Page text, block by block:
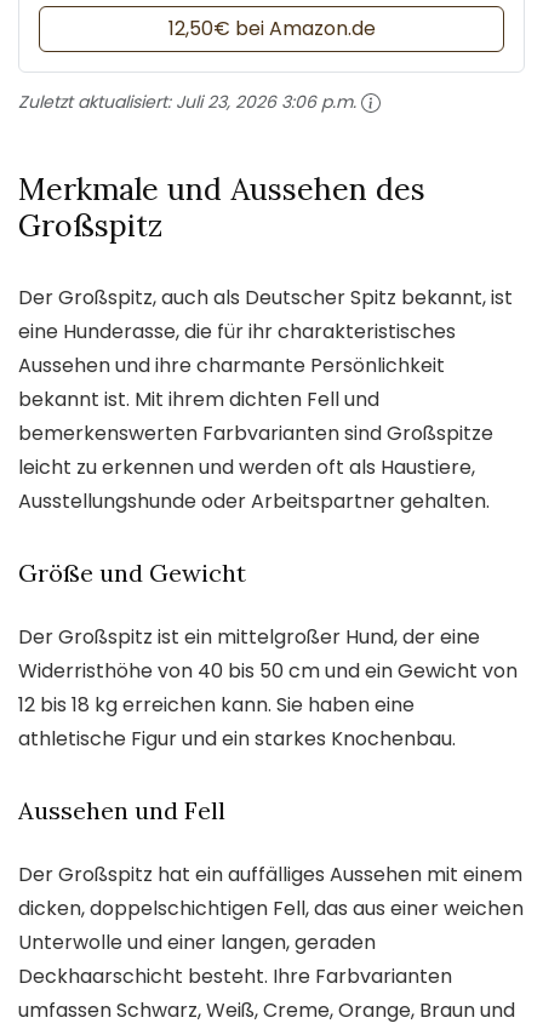
12,50€ bei Amazon.de
Zuletzt aktualisiert: Juli 23, 2026 3:06 p.m.
Merkmale und Aussehen des
Großspitz
Der Großspitz, auch als Deutscher Spitz bekannt, ist
eine Hunderasse, die für ihr charakteristisches
Aussehen und ihre charmante Persönlichkeit
bekannt ist. Mit ihrem dichten Fell und
bemerkenswerten Farbvarianten sind Großspitze
leicht zu erkennen und werden oft als Haustiere,
Ausstellungshunde oder Arbeitspartner gehalten.
Größe und Gewicht
Der Großspitz ist ein mittelgroßer Hund, der eine
Widerristhöhe von 40 bis 50 cm und ein Gewicht von
12 bis 18 kg erreichen kann. Sie haben eine
athletische Figur und ein starkes Knochenbau.
Aussehen und Fell
Der Großspitz hat ein auffälliges Aussehen mit einem
dicken, doppelschichtigen Fell, das aus einer weichen
Unterwolle und einer langen, geraden
Deckhaarschicht besteht. Ihre Farbvarianten
umfassen Schwarz, Weiß, Creme, Orange, Braun und